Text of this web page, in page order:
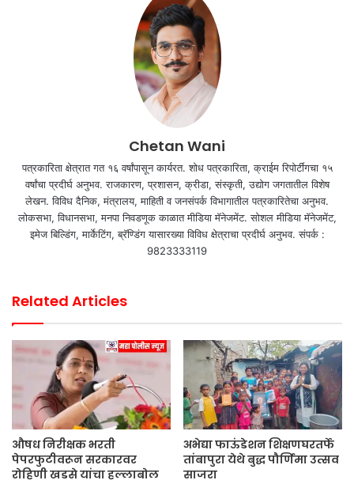
Chetan Wani
पत्रकारिता क्षेत्रात गत १६ वर्षांपासून कार्यरत. शोध पत्रकारिता, क्राईम रिपोर्टींगचा १५
वर्षांचा प्रदीर्घ अनुभव. राजकारण, प्रशासन, क्रीडा, संस्कृती, उद्योग जगतातील विशेष
लेखन. विविध दैनिक, मंत्रालय, माहिती व जनसंपर्क विभागातील पत्रकारितेचा अनुभव.
लोकसभा, विधानसभा, मनपा निवडणूक काळात मीडिया मॅनेजमेंट. सोशल मीडिया मॅनेजमेंट,
इमेज बिल्डिंग, मार्केटिंग, ब्रॅण्डिंग यासारख्या विविध क्षेत्राचा प्रदीर्घ अनुभव. संपर्क :
9823333119
Related Articles
औषध निरीक्षक भरती
पेपरफुटीवरून सरकारवर
रोहिणी खडसे यांचा हल्लाबोल
अभेद्या फाऊंडेशन शिक्षणघरतर्फे
तांबापुरा येथे बुद्ध पौर्णिमा उत्सव
साजरा